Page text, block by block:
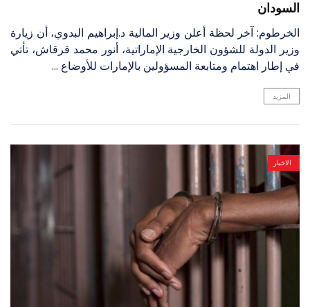
السودان
الخرطوم: آخر لحظة أعلن وزير المالية د.إبراهيم البدوي، أن زيارة
وزير الدولة للشؤون الخارجية الإماراتية، أنور محمد قرقاش، تأتي
في إطار اهتمام ومتابعة المسؤولين بالإمارات للأوضاع ...
المزيد
الاخبار